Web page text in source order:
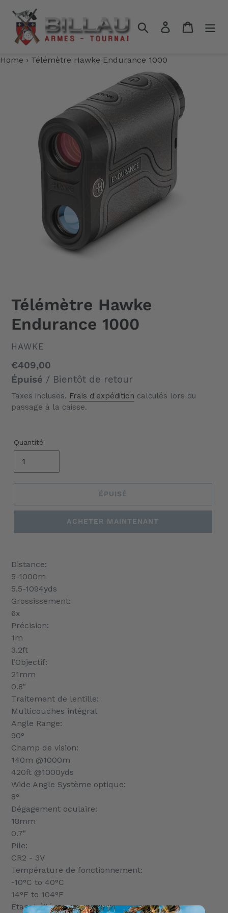
contenu
RechercherSe connecter
Panier
Home › Télémètre Hawke Endurance 1000
Télémètre Hawke
Endurance 1000
DISTRIBUTEUR
HAWKE
Prix
normal
€409,00
Épuisé / Bientôt de retour
Taxes incluses. Frais d'expédition calculés lors du
passage à la caisse.
Quantité
ÉPUISÉ
ACHETER MAINTENANT
à
votre
panier
Distance:
5-1000m
5.5-1094yds
Grossissement:
6x
Précision:
1m
3.2ft
l’Objectif:
21mm
0.8"
Traitement de lentille:
Multicouches intégral
Angle Range:
90°
Champ de vision:
140m @1000m
420ft @1000yds
Wide Angle Système optique:
8°
Dégagement oculaire:
18mm
0.7"
Pile:
CR2 - 3V
Température de fonctionnement:
-10°C to 40°C
14°F to 104°F
Etanchéité